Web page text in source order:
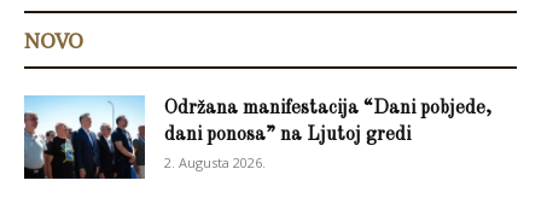
NOVO
Održana manifestacija “Dani pobjede,
dani ponosa” na Ljutoj gredi
2. Augusta 2026.